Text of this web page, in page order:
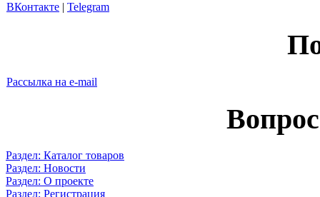
ВКонтакте | Telegram
Рассылка на e-mail
Раздел: Каталог товаров
Раздел: Новости
Раздел: О проекте
Раздел: Регистрация